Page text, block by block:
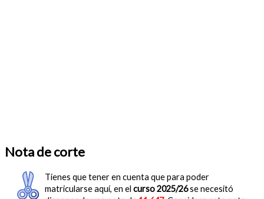
Nota de corte
Tienes que tener en cuenta que para poder
matricularse aquí, en el curso 2025/26se necesitó